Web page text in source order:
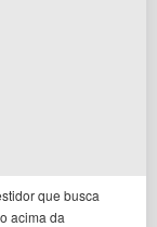
que busca
acima da